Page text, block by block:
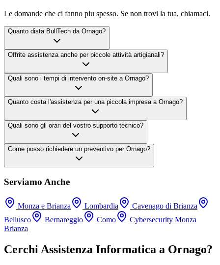
Le domande che ci fanno piu spesso. Se non trovi la tua, chiamaci.
Quanto dista BullTech da Ornago?
Offrite assistenza anche per piccole attività artigianali?
Quali sono i tempi di intervento on-site a Ornago?
Quanto costa l'assistenza per una piccola impresa a Ornago?
Quali sono gli orari del vostro supporto tecnico?
Come posso richiedere un preventivo per Ornago?
Serviamo Anche
Monza e Brianza Lombardia
Cavenago di Brianza
Bellusco
Bernareggio Como
Cybersecurity Monza
Brianza
Cerchi Assistenza Informatica a Ornago?